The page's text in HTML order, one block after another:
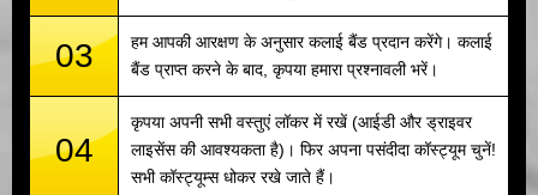
03
हम आपकी आरक्षण के अनुसार कलाई बैंड प्रदान करेंगे। कलाई
बैंड प्राप्त करने के बाद, कृपया हमारा प्रश्नावली भरें।
04
कृपया अपनी सभी वस्तुएं लॉकर में रखें (आईडी और ड्राइवर
लाइसेंस की आवश्यकता है)। फिर अपना पसंदीदा कॉस्ट्यूम चुनें!
सभी कॉस्ट्यूम्स धोकर रखे जाते हैं।